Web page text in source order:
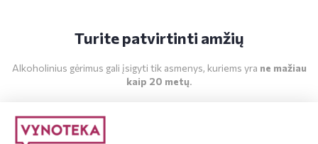
Turite patvirtinti amžių
Alkoholinius gėrimus gali įsigyti tik asmenys, kuriems yra ne mažiau
kaip 20 metų.